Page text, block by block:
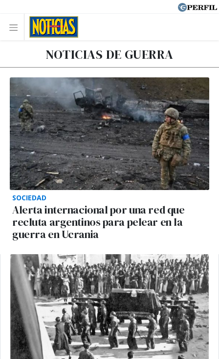
NOTICIAS DE GUERRA
SOCIEDAD
Alerta internacional por una red que
recluta argentinos para pelear en la
guerra en Ucrania